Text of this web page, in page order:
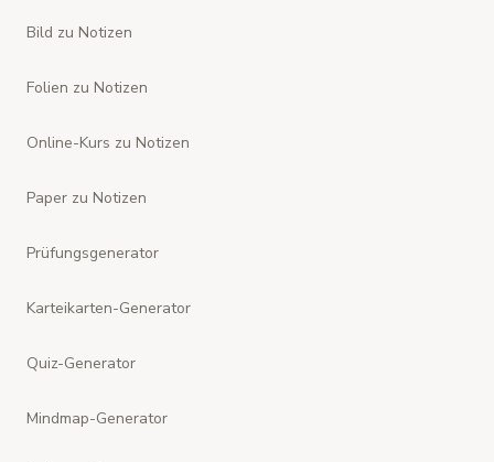
Bild zu Notizen
Folien zu Notizen
Online-Kurs zu Notizen
Paper zu Notizen
Prüfungsgenerator
Karteikarten-Generator
Quiz-Generator
Mindmap-Generator